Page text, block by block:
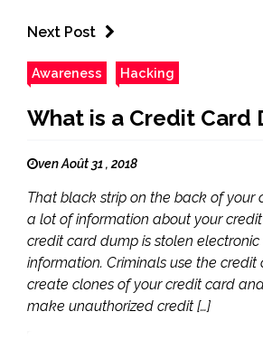
Next Post
Awareness Hacking
What is a Credit Card
ven Août 31 , 2018
That black strip on the back of your
a lot of information about your
credit card dump is stolen
information. Criminals use the
create clones of your credit card
make unauthorized credit […]